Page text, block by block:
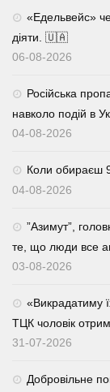
«Едельвейс»
діяти. 🇺🇦
06-08-2026
Російська
навколо подій в
04-08-2026
Коли обираєш
04-08-2026
⁨”Азимут”,
те, що люди все
03-08-2026
«Викрадатиму
ТЦК чоловік
31-07-2026
Добровільне